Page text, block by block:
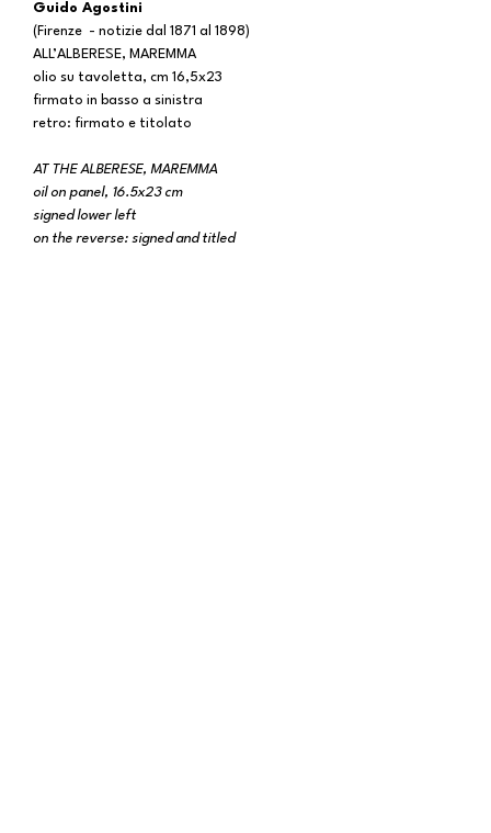
Guido Agostini
(Firenze - notizie dal 1871 al 1898)
ALL’ALBERESE, MAREMMA
olio su tavoletta, cm 16,5x23
firmato in basso a sinistra
retro: firmato e titolato
AT THE ALBERESE, MAREMMA
oil on panel, 16.5x23 cm
signed lower left
on the reverse: signed and titled